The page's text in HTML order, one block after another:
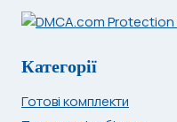
Категорії
Готові комплекти